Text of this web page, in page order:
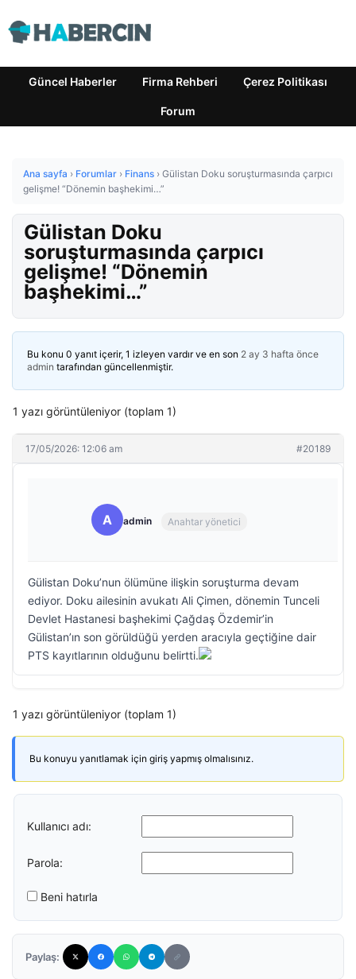
Güncel Haberler Firma Rehberi Çerez Politikası
Forum
Ana sayfa › Forumlar › Finans › Gülistan Doku soruşturmasında çarpıcı
gelişme! “Dönemin başhekimi…”
Gülistan Doku
soruşturmasında çarpıcı
gelişme! “Dönemin
başhekimi…”
Bu konu 0 yanıt içerir, 1 izleyen vardır ve en son 2 ay 3 hafta önce
admin tarafından güncellenmiştir.
1 yazı görüntüleniyor (toplam 1)
17/05/2026: 12:06 am #20189
A admin Anahtar yönetici
Gülistan Doku’nun ölümüne ilişkin soruşturma devam
ediyor. Doku ailesinin avukatı Ali Çimen, dönemin Tunceli
Devlet Hastanesi başhekimi Çağdaş Özdemir’in
Gülistan’ın son görüldüğü yerden aracıyla geçtiğine dair
PTS kayıtlarının olduğunu belirtti.
1 yazı görüntüleniyor (toplam 1)
Bu konuyu yanıtlamak için giriş yapmış olmalısınız.
Kullanıcı adı:
Parola:
Beni hatırla
Paylaş: